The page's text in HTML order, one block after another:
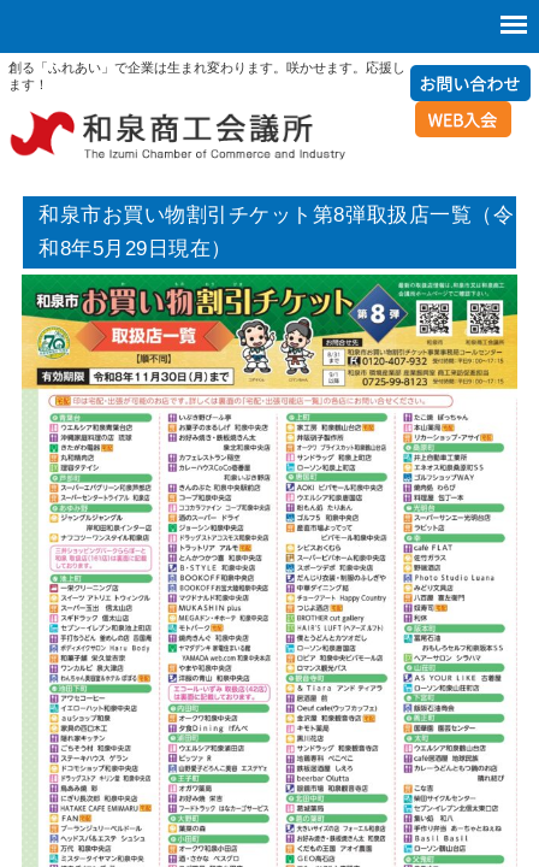
創る「ふれあい」で企業は生まれ変わります。咲かせます。応援し
ます！
和泉市お買い物割引チケット第8弾取扱店一覧（令
和8年5月29日現在）